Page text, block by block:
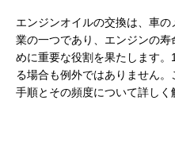
エンジンオイルの交換は、車
業の一つであり、エンジンの
めに重要な役割を果たします
る場合も例外ではありません
手順とその頻度について詳しく